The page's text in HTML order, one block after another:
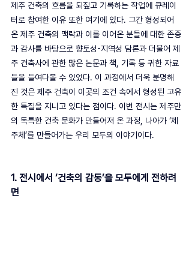
제주 건축의 흐름을 되짚고 기록하는 작업에 큐레이
터로 참여한 이유 또한 여기에 있다. 그간 형성되어
온 제주 건축의 맥락과 이를 이어온 분들에 대한 존중
과 감사를 바탕으로 향토성-지역성 담론과 더불어 제
주 건축사에 관한 많은 논문과 책, 기록 등 귀한 자료
들을 들여다볼 수 있었다. 이 과정에서 더욱 분명해
진 것은 제주 건축이 이곳의 조건 속에서 형성된 고유
한 특질을 지니고 있다는 점이다. 이번 전시는 제주만
의 독특한 건축 문화가 만들어져 온 과정, 나아가 ‘제
주체’를 만들어가는 우리 모두의 이야기이다.
1. 전시에서 ‘건축의 감동’을 모두에게 전하려
면